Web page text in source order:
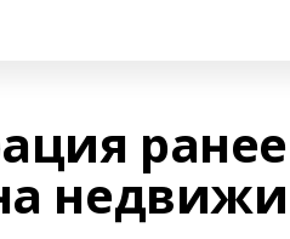
ранее